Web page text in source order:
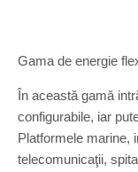
Gama de energie
În această gamă
configurabile, iar
Platformele marine,
telecomunicaţii,